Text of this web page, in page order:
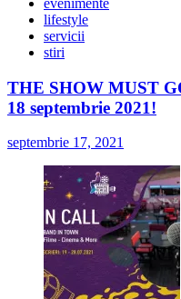
evenimente
lifestyle
servicii
stiri
THE SHOW MUST
18 septembrie 2021!
septembrie 17, 2021